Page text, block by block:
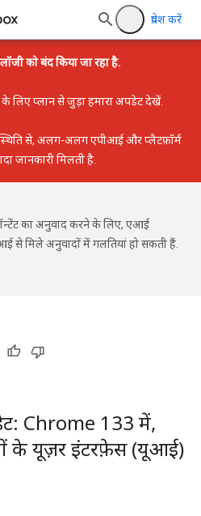
प्रवेश करें
को बंद किया जा रहा है.
लिए प्लान से जुड़ा हमारा अपडेटदेखें.
से, अलग-अलग एपीआई और प्लैटफ़ॉर्म
जानकारी मिलती है.
का अनुवाद करने के लिए, एआई
से मिले अनुवादों में गलतियां हो सकती हैं.
Chrome 133 में,
के यूज़र इंटरफ़ेस (यूआई)